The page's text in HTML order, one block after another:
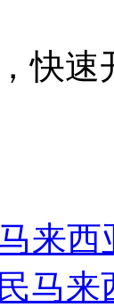
快速
来西
马来